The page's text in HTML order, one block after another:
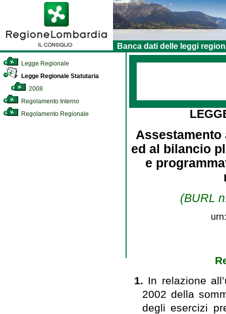
Banca dati delle leggi
Legge Regionale
Legge Regionale Statutaria
2008
Regolamento Interno
Regolamento Regionale
Assestamento
ed al bilancio
e
(BURL
1. In relazione
2002 della
degli esercizi